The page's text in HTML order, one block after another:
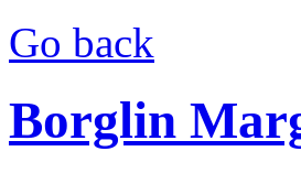
Go back
Borglin